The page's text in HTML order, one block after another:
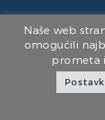
Marina
Marina Punat Hotel &
Naše web
omogućili
prometa